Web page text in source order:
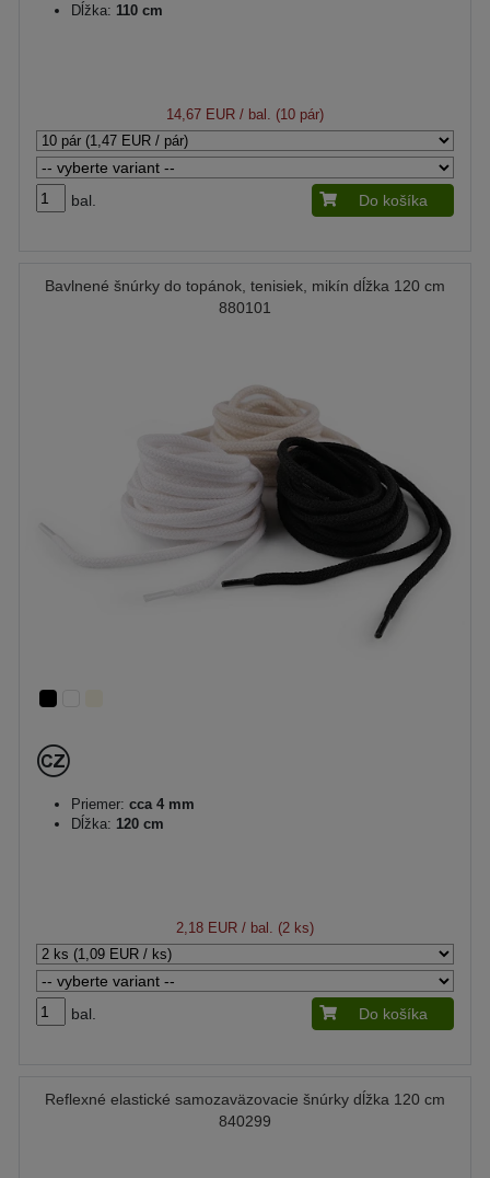
Dĺžka: 110 cm
14,67 EUR / bal. (10 pár)
bal. Do košíka
Bavlnené šnúrky do topánok, tenisiek, mikín dĺžka 120 cm
880101
Priemer: cca 4 mm
Dĺžka: 120 cm
2,18 EUR / bal. (2 ks)
bal. Do košíka
Reflexné elastické samozaväzovacie šnúrky dĺžka 120 cm
840299